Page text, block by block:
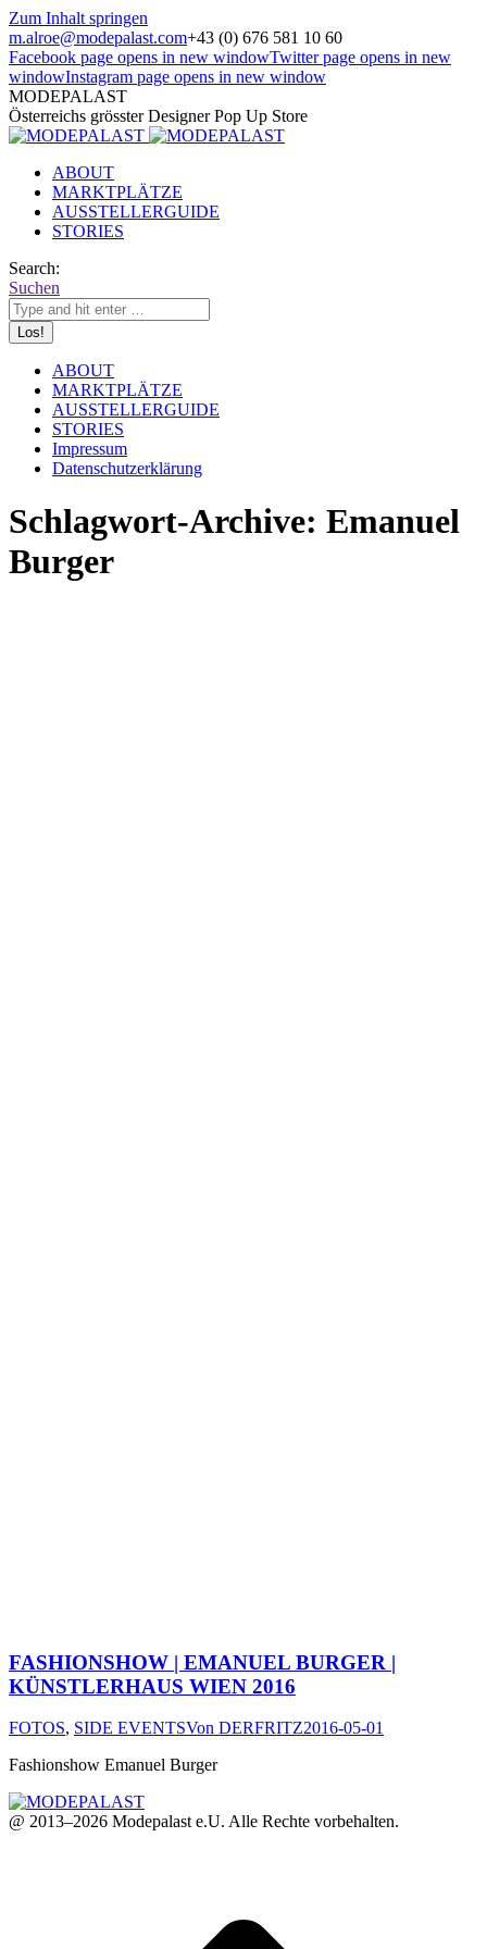
Zum Inhalt springen
m.alroe@modepalast.com+43 (0) 676 581 10 60
Facebook page opens in new windowTwitter page opens in new
windowInstagram page opens in new window
MODEPALAST
Österreichs grösster Designer Pop Up Store
ABOUT
MARKTPLÄTZE
AUSSTELLERGUIDE
STORIES
Search:
Suchen
ABOUT
MARKTPLÄTZE
AUSSTELLERGUIDE
STORIES
Impressum
Datenschutzerklärung
Schlagwort-Archive: Emanuel
Burger
FASHIONSHOW | EMANUEL BURGER |
KÜNSTLERHAUS WIEN 2016
FOTOS, SIDE EVENTSVon DERFRITZ2016-05-01
Fashionshow Emanuel Burger
@ 2013–2026 Modepalast e.U. Alle Rechte vorbehalten.